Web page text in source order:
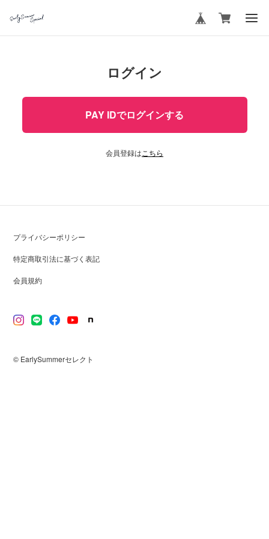
ログイン
PAY IDでログインする
会員登録は こちら
プライバシーポリシー
特定商取引法に基づく表記
会員規約
© EarlySummerセレクト